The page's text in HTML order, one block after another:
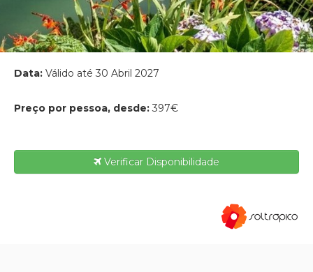
Data: Válido até 30 Abril 2027
Preço por pessoa, desde: 397€
Verificar Disponibilidade